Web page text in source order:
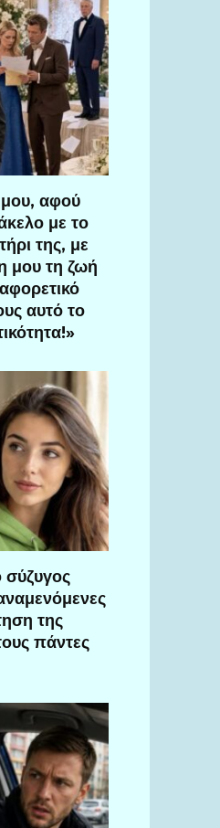
αφού
με το
της, με
μου τη ζωή
αυτό το
της
πάντες